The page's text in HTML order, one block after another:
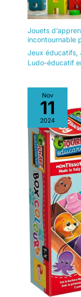
Jouets
incontournable
Jeux éducatifs,
Ludo-éducatif
Nov
11
2024